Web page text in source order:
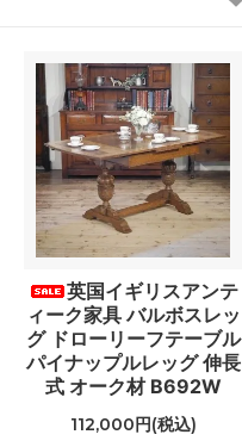
英国イギリスアンテ
ィーク家具 バルボスレッ
グ ドローリーフテーブル
パイナップルレッグ 伸長
式 オーク材 B692W
112,000円(税込)